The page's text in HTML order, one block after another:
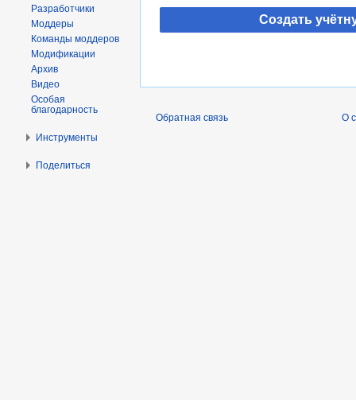
Создать
Разработчики
Моддеры
Команды моддеров
Модификации
Архив
Видео
Особая
благодарность
Инструменты
Поделиться
Обратная связь О